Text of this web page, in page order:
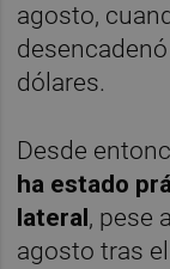
agosto,
dólares.
Desde
ha estado
lateral, pese
agosto tras